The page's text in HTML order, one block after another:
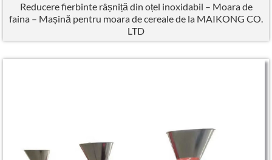
Reducere fierbinte râșniță din oțel inoxidabil – Moara de
faina – Mașină pentru moara de cereale de la MAIKONG CO.
LTD